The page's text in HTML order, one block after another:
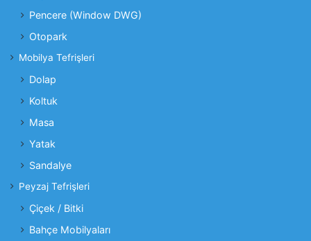
Pencere (Window DWG)
Otopark
Mobilya Tefrişleri
Dolap
Koltuk
Masa
Yatak
Sandalye
Peyzaj Tefrişleri
Çiçek / Bitki
Bahçe Mobilyaları